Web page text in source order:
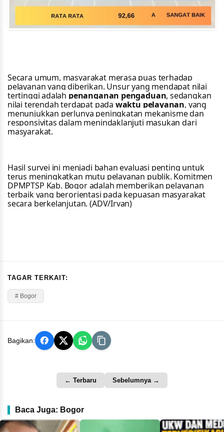
Secara umum, masyarakat merasa puas terhadap
pelayanan yang diberikan. Unsur yang mendapat nilai
tertinggi adalah penanganan pengaduan, sedangkan
nilai terendah terdapat pada waktu pelayanan, yang
menunjukkan perlunya peningkatan mekanisme dan
responsivitas dalam menindaklanjuti masukan dari
masyarakat.
Hasil survei ini menjadi bahan evaluasi penting untuk
terus meningkatkan mutu pelayanan publik. Komitmen
DPMPTSP Kab. Bogor adalah memberikan pelayanan
terbaik yang berorientasi pada kepuasan masyarakat
secara berkelanjutan. (ADV/Irvan)
TAGAR TERKAIT:
# Bogor
Bagikan:
← Terbaru Sebelumnya →
Baca Juga: Bogor